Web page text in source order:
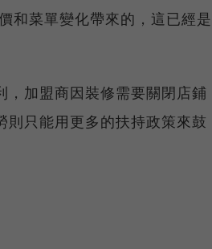
和菜單變化帶來的，這已經是
加盟商因裝修需要關閉店鋪
只能用更多的扶持政策來鼓